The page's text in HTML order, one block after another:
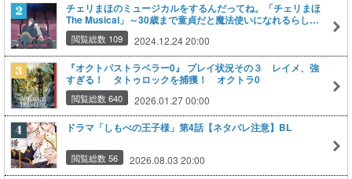
チェリまほのミュージカルをするんだってね。「チェリまほ
The Musical」～30歳まで童貞だと魔法使いになれるらしい
～閲覧総数 109 2024.12.24 20:00
『オクトパストラベラー0』 プレイ状況その３ レイメ、強
すぎる！ タトゥロックを捕獲！ オクトラ0
閲覧総数 640 2026.01.27 00:00
ドラマ「しもべの王子様」第4話【ネタバレ注意】BL
閲覧総数 56 2026.08.03 20:00